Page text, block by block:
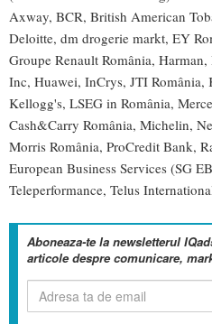
Axway, BCR, British American
Deloitte, dm drogerie markt, EY
Groupe Renault România,
Inc, Huawei, InCrys, JTI România,
Kellogg's, LSEG in România,
Cash&Carry România, Michelin,
Morris România, ProCredit Bank,
European Business Services (SG
Teleperformance, Telus
Aboneaza-te la newsletterul
articole despre comunicare,